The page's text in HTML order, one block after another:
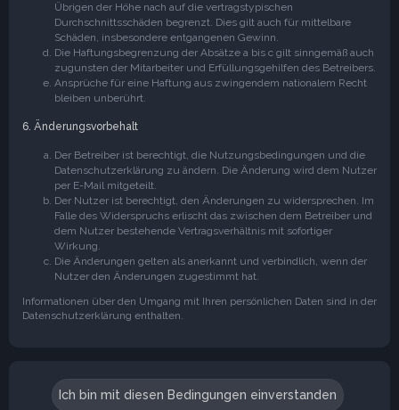
Übrigen der Höhe nach auf die vertragstypischen
Durchschnittsschäden begrenzt. Dies gilt auch für mittelbare
Schäden, insbesondere entgangenen Gewinn.
Die Haftungsbegrenzung der Absätze a bis c gilt sinngemäß auch
zugunsten der Mitarbeiter und Erfüllungsgehilfen des Betreibers.
Ansprüche für eine Haftung aus zwingendem nationalem Recht
bleiben unberührt.
6. Änderungsvorbehalt
Der Betreiber ist berechtigt, die Nutzungsbedingungen und die
Datenschutzerklärung zu ändern. Die Änderung wird dem Nutzer
per E-Mail mitgeteilt.
Der Nutzer ist berechtigt, den Änderungen zu widersprechen. Im
Falle des Widerspruchs erlischt das zwischen dem Betreiber und
dem Nutzer bestehende Vertragsverhältnis mit sofortiger
Wirkung.
Die Änderungen gelten als anerkannt und verbindlich, wenn der
Nutzer den Änderungen zugestimmt hat.
Informationen über den Umgang mit Ihren persönlichen Daten sind in der
Datenschutzerklärung enthalten.